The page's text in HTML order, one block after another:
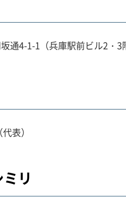
通4-1-1（兵庫駅前ビル2・3
表）
リ